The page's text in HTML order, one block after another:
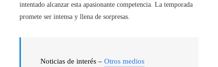
intentado alcanzar esta apasionante competencia. La temporada
promete ser intensa y llena de sorpresas.
Noticias de interés – Otros medios